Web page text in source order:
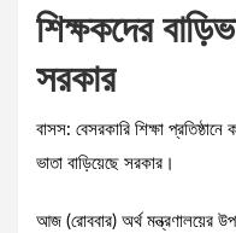
শিক্ষকদের
সরকার
বাসস: বেসরকারি শিক্ষা
ভাতা বাড়িয়েছে সরকার।
আজ (রোববার) অর্থ মন্ত্রণালয়ের